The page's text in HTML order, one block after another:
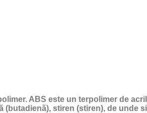
ABS este un terpolimer de
(butadienă), stiren (stiren), de unde si